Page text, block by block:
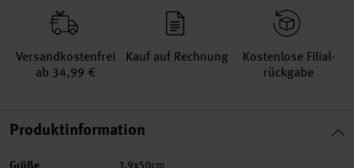
Versand­kosten­frei
ab 34,99 €
Kauf auf Rechnung
Kosten­lose Filial­
rückgabe
Produktinformation
Größe 1,9x50cm